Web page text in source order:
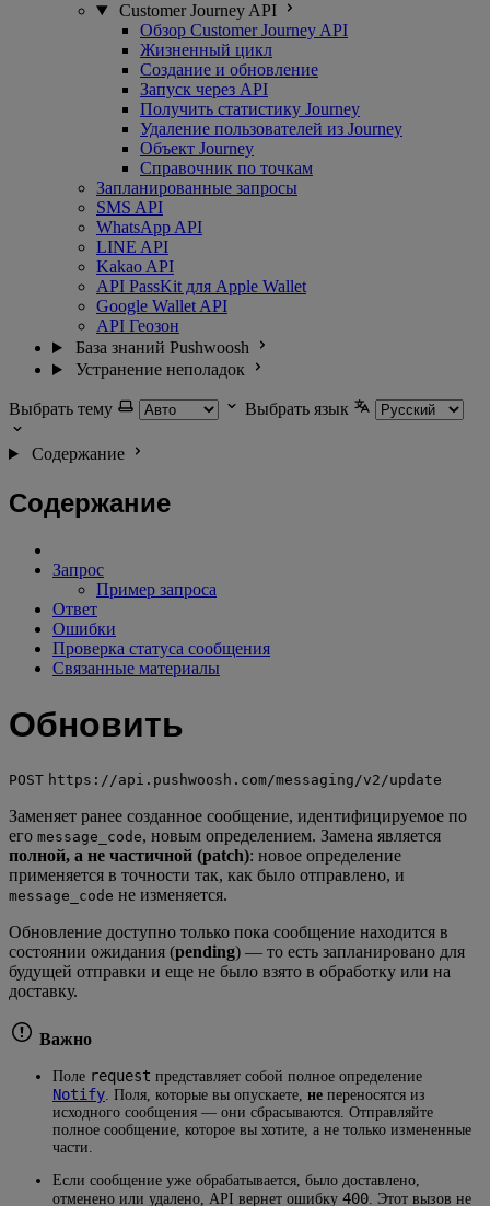
Customer Journey API
Обзор Customer Journey API
Жизненный цикл
Создание и обновление
Запуск через API
Получить статистику Journey
Удаление пользователей из Journey
Объект Journey
Справочник по точкам
Запланированные запросы
SMS API
WhatsApp API
LINE API
Kakao API
API PassKit для Apple Wallet
Google Wallet API
API Геозон
База знаний Pushwoosh
Устранение неполадок
Выбрать тему Выбрать язык
Содержание
Содержание
Запрос
Пример запроса
Ответ
Ошибки
Проверка статуса сообщения
Связанные материалы
Обновить
POST https://api.pushwoosh.com/messaging/v2/update
Заменяет ранее созданное сообщение, идентифицируемое по
его message_code, новым определением. Замена является
полной, а не частичной (patch): новое определение
применяется в точности так, как было отправлено, и
message_code не изменяется.
Обновление доступно только пока сообщение находится в
состоянии ожидания (pending) — то есть запланировано для
будущей отправки и еще не было взято в обработку или на
доставку.
Важно
Поле request представляет собой полное определение
Notify . Поля, которые вы опускаете, не переносятся из
исходного сообщения — они сбрасываются. Отправляйте
полное сообщение, которое вы хотите, а не только измененные
части.
Если сообщение уже обрабатывается, было доставлено,
отменено или удалено, API вернет ошибку 400 . Этот вызов не